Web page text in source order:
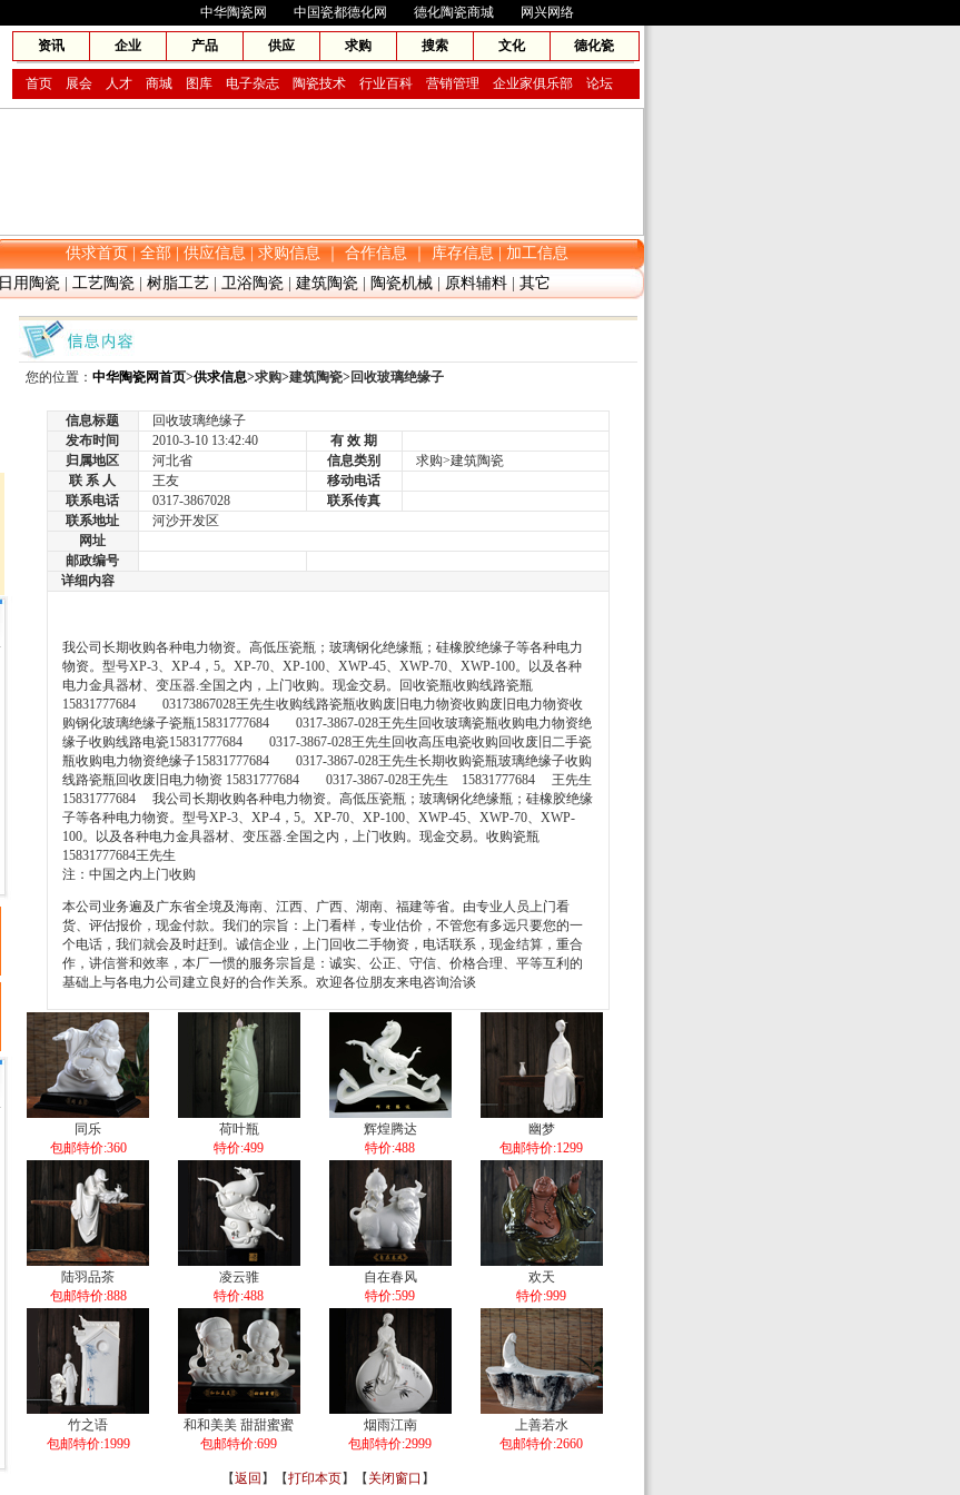
中华陶瓷网 中国瓷都德化网 德化陶瓷商城 网兴网络
资讯 企业 产品 供应 求购 搜索 文化 德化瓷
首页 展会 人才 商城 图库 电子杂志 陶瓷技术 行业百科 营销管理 企业家俱乐部 论坛
供求首页|全部|供应信息|求购信息｜合作信息｜库存信息|加工信息
日用陶瓷| 工艺陶瓷| 树脂工艺| 卫浴陶瓷| 建筑陶瓷| 陶瓷机械| 原料辅料| 其它
您的位置： 中华陶瓷网首页>供求信息>求购>建筑陶瓷>回收玻璃绝缘子
信息标题
回收玻璃绝缘子
发布时间
2010-3-10 13:42:40
有 效 期
归属地区
河北省 信息类别
求购>建筑陶瓷
联 系 人
王友
移动电话
联系电话
0317-3867028
联系传真
联系地址
河沙开发区
网址
邮政编号
详细内容
我公司长期收购各种电力物资。高低压瓷瓶；玻璃钢化绝缘瓶；硅橡胶绝缘子等各种电力
物资。型号XP-3、XP-4，5。XP-70、XP-100、XWP-45、XWP-70、XWP-100。以及各种
电力金具器材、变压器.全国之内，上门收购。现金交易。回收瓷瓶收购线路瓷瓶
15831777684 03173867028王先生收购线路瓷瓶收购废旧电力物资收购废旧电力物资收
购钢化玻璃绝缘子瓷瓶15831777684 0317-3867-028王先生回收玻璃瓷瓶收购电力物资绝
缘子收购线路电瓷15831777684 0317-3867-028王先生回收高压电瓷收购回收废旧二手瓷
瓶收购电力物资绝缘子15831777684 0317-3867-028王先生长期收购瓷瓶玻璃绝缘子收购
线路瓷瓶回收废旧电力物资 15831777684 0317-3867-028王先生 15831777684 王先生
15831777684 我公司长期收购各种电力物资。高低压瓷瓶；玻璃钢化绝缘瓶；硅橡胶绝缘
子等各种电力物资。型号XP-3、XP-4，5。XP-70、XP-100、XWP-45、XWP-70、XWP-
100。以及各种电力金具器材、变压器.全国之内，上门收购。现金交易。收购瓷瓶
15831777684王先生
注：中国之内上门收购
本公司业务遍及广东省全境及海南、江西、广西、湖南、福建等省。由专业人员上门看
货、评估报价，现金付款。我们的宗旨：上门看样，专业估价，不管您有多远只要您的一
个电话，我们就会及时赶到。诚信企业，上门回收二手物资，电话联系，现金结算，重合
作，讲信誉和效率，本厂一惯的服务宗旨是：诚实、公正、守信、价格合理、平等互利的
基础上与各电力公司建立良好的合作关系。欢迎各位朋友来电咨询洽谈
同乐
包邮特价:360
荷叶瓶
特价:499
辉煌腾达
特价:488
幽梦
包邮特价:1299
陆羽品茶
包邮特价:888
凌云骓
特价:488
自在春风
特价:599
欢天
特价:999
竹之语
包邮特价:1999
和和美美 甜甜蜜蜜
包邮特价:699
烟雨江南
包邮特价:2999
上善若水
包邮特价:2660
【返回 】【打印本页】【 关闭窗口 】